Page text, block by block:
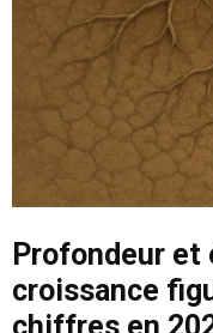
Profondeur et
croissance